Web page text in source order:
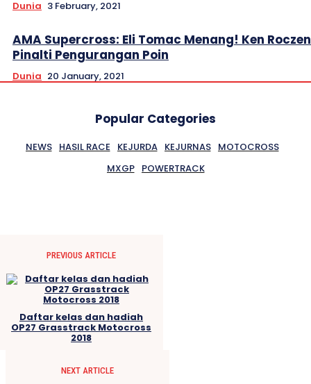
Dunia 3 February, 2021
AMA Supercross: Eli Tomac Menang! Ken
Pinalti Pengurangan Poin
Dunia 20 January, 2021
Popular Categories
NEWS HASIL RACE KEJURDA KEJURNAS
MOTOCROSS
MXGP
POWERTRACK
PREVIOUS ARTICLE
Daftar kelas dan hadiah
OP27 Grasstrack Motocross
2018
NEXT ARTICLE